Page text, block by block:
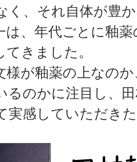
く、それ自体が豊
は、年代ごとに釉
きました。
様が釉薬の上なの
るのかに注目し、
実感していただき